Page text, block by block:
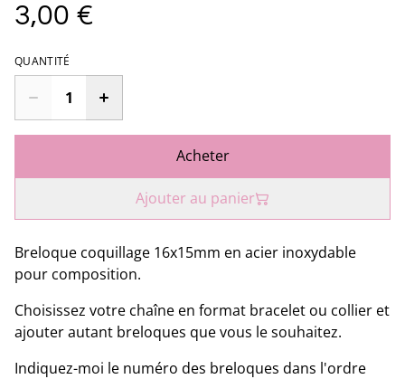
3,00 €
QUANTITÉ
Acheter
Ajouter au panier
Breloque coquillage 16x15mm en acier inoxydable
pour composition.
Choisissez votre chaîne en format bracelet ou collier et
ajouter autant breloques que vous le souhaitez.
Indiquez-moi le numéro des breloques dans l'ordre